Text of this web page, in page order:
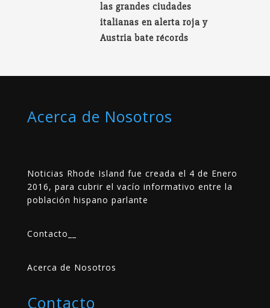
las grandes ciudades
italianas en alerta roja y
Austria bate récords
Acerca de Nosotros
Noticias Rhode Island fue creada el 4 de Enero
2016, para cubrir el vacío informativo entre la
población hispano parlante
Contacto
Acerca de Nosotros
Contacto